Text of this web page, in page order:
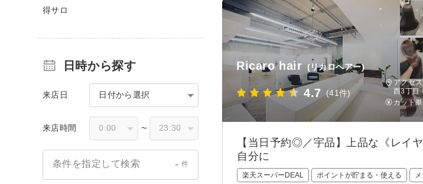
Ricaro hair (リカロヘアー)
4.7 (41件)
アクセ
西3丁目
カット
【当日予約◎／宇品】上品な《レイ
自分に
楽天スーパーDEAL ポイントが貯まる・使える
得サロ
日時から探す
来店日 日付から選択
来店時間 〜
条件を指定して検索 - 件